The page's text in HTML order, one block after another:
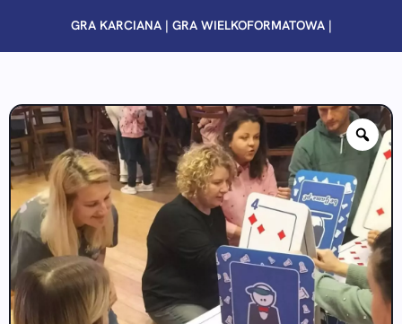
GRA KARCIANA | GRA WIELKOFORMATOWA |